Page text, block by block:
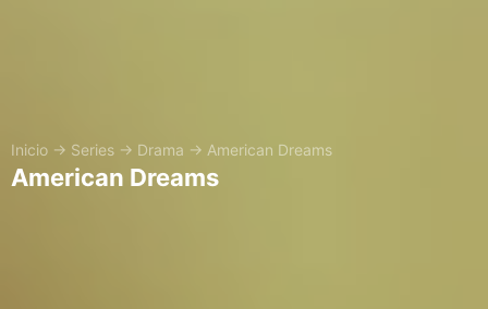
Inicio → Series → Drama → American Dreams
American Dreams